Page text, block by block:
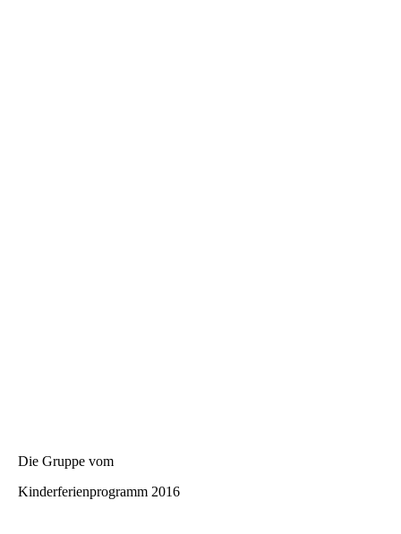
Die Gruppe vom
Kinderferienprogramm 2016